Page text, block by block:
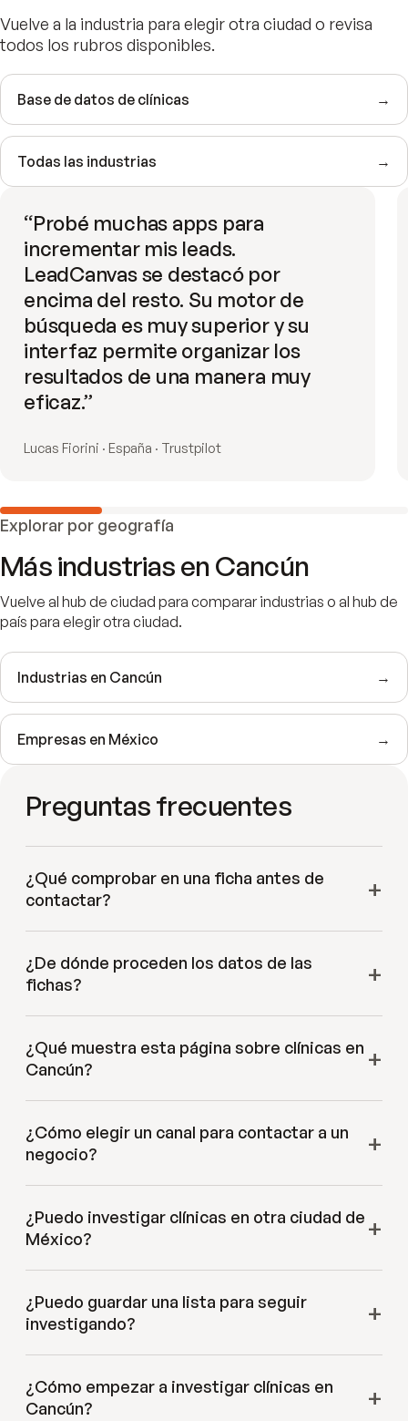
Vuelve a la industria para elegir otra ciudad o revisa
todos los rubros disponibles.
Base de datos de clínicas →
Todas las industrias →
“Probé muchas apps para
incrementar mis leads.
LeadCanvas se destacó por
encima del resto. Su motor de
búsqueda es muy superior y su
interfaz permite organizar los
resultados de una manera muy
eficaz.”
Lucas Fiorini · España · Trustpilot
Explorar por geografía
Más industrias enCancún
Vuelve al hub de ciudad para comparar industrias o al hub de
país para elegir otra ciudad.
Industrias en Cancún →
Empresas en México →
Preguntas frecuentes
¿Qué comprobar en una ficha antes de
contactar?
¿De dónde proceden los datos de las
fichas?
¿Qué muestra esta página sobre clínicas en
Cancún?
¿Cómo elegir un canal para contactar a un
negocio?
¿Puedo investigar clínicas en otra ciudad de
México?
¿Puedo guardar una lista para seguir
investigando?
¿Cómo empezar a investigar clínicas en
Cancún?